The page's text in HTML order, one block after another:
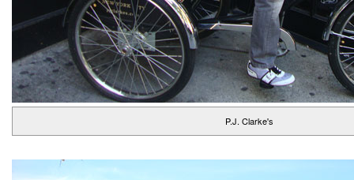
P.J. Clarke's